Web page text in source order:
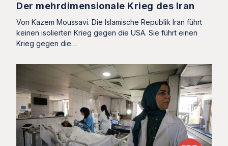
Der mehrdimensionale Krieg des Iran
Von Kazem Moussavi. Die Islamische Republik Iran führt
keinen isolierten Krieg gegen die USA. Sie führt einen
Krieg gegen die…